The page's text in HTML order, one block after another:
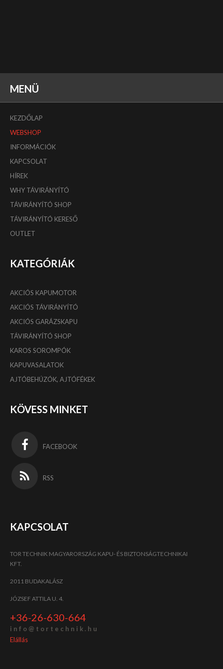
MENÜ
KEZDŐLAP
WEBSHOP
INFORMÁCIÓK
KAPCSOLAT
HÍREK
WHY TÁVIRÁNYÍTÓ
TÁVIRÁNYÍTÓ SHOP
TÁVIRÁNYÍTÓ KERESŐ
OUTLET
KATEGÓRIÁK
AKCIÓS KAPUMOTOR
AKCIÓS TÁVIRÁNYÍTÓ
AKCIÓS GARÁZSKAPU
TÁVIRÁNYÍTÓ SHOP
KAROS SOROMPÓK
KAPUVASALATOK
AJTÓBEHÚZÓK, AJTÓFÉKEK
KÖVESS MINKET
FACEBOOK
RSS
KAPCSOLAT
TOR TECHNIK MAGYARORSZÁG KAPU- ÉS BIZTONSÁGTECHNIKAI
KFT.
2011 BUDAKALÁSZ
JÓZSEF ATTILA U. 4.
+36-26-630-664
i n f o @ t o r t e c h n i k . h u
Elállás